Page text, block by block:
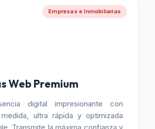
Empresas e Inmobiliarias
Web Premium
digital impresionante con
ultra rápida y optimizada